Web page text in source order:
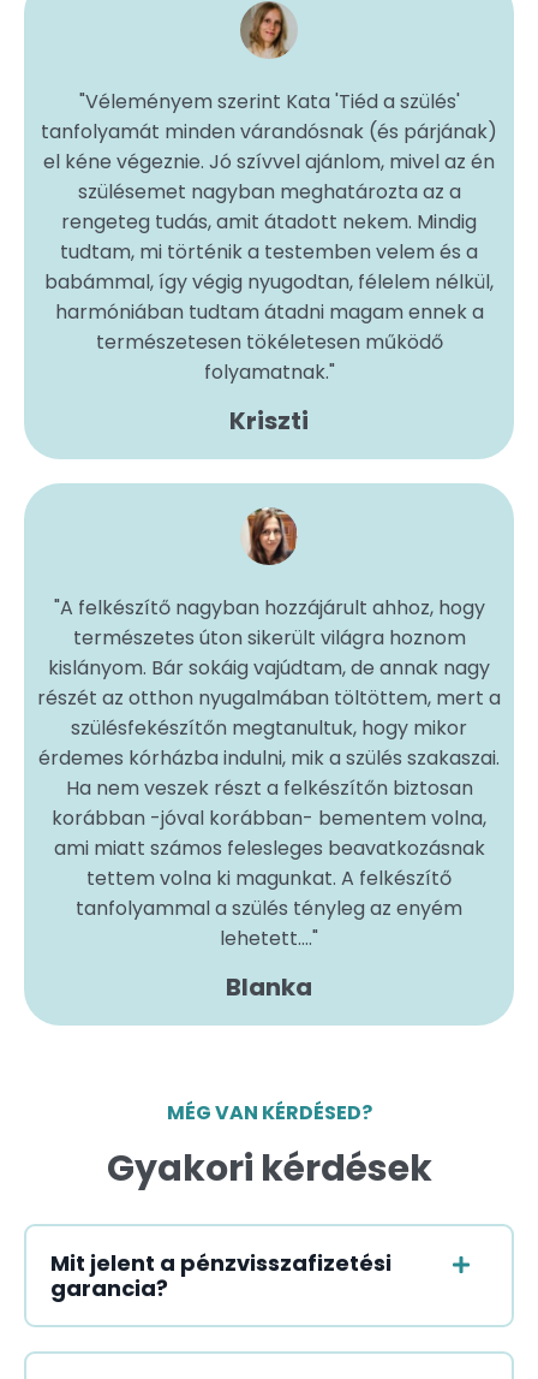
"Véleményem szerint Kata 'Tiéd a szülés'
tanfolyamát minden várandósnak (és párjának)
el kéne végeznie. Jó szívvel ajánlom, mivel az én
szülésemet nagyban meghatározta az a
rengeteg tudás, amit átadott nekem. Mindig
tudtam, mi történik a testemben velem és a
babámmal, így végig nyugodtan, félelem nélkül,
harmóniában tudtam átadni magam ennek a
természetesen tökéletesen működő
folyamatnak."
Kriszti
"A felkészítő nagyban hozzájárult ahhoz, hogy
természetes úton sikerült világra hoznom
kislányom. Bár sokáig vajúdtam, de annak nagy
részét az otthon nyugalmában töltöttem, mert a
szülésfekészítőn megtanultuk, hogy mikor
érdemes kórházba indulni, mik a szülés szakaszai.
Ha nem veszek részt a felkészítőn biztosan
korábban -jóval korábban- bementem volna,
ami miatt számos felesleges beavatkozásnak
tettem volna ki magunkat. A felkészítő
tanfolyammal a szülés tényleg az enyém
lehetett...."
Blanka
MÉG VAN KÉRDÉSED?
Gyakori kérdések
Mit jelent a pénzvisszafizetési
garancia?